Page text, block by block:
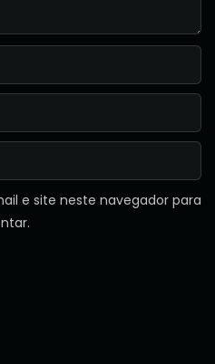
e site neste navegador para